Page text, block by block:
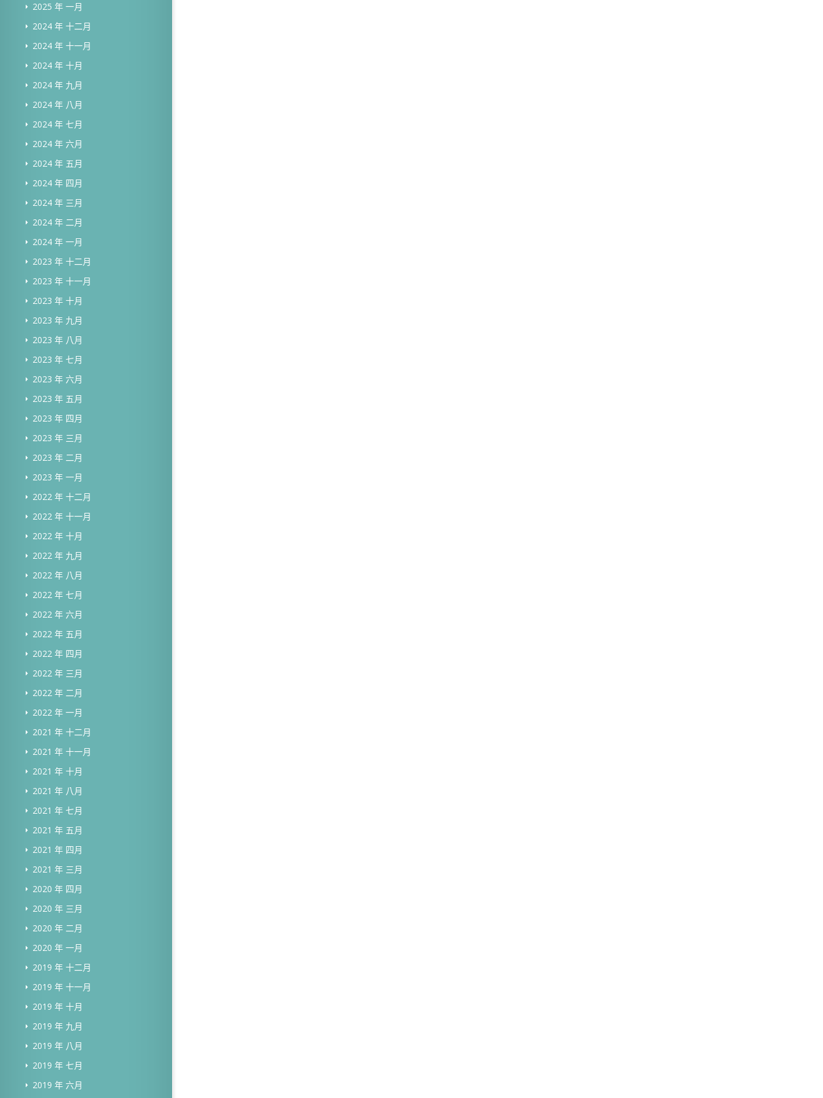
2025 年 一月
2024 年 十二月
2024 年 十一月
2024 年 十月
2024 年 九月
2024 年 八月
2024 年 七月
2024 年 六月
2024 年 五月
2024 年 四月
2024 年 三月
2024 年 二月
2024 年 一月
2023 年 十二月
2023 年 十一月
2023 年 十月
2023 年 九月
2023 年 八月
2023 年 七月
2023 年 六月
2023 年 五月
2023 年 四月
2023 年 三月
2023 年 二月
2023 年 一月
2022 年 十二月
2022 年 十一月
2022 年 十月
2022 年 九月
2022 年 八月
2022 年 七月
2022 年 六月
2022 年 五月
2022 年 四月
2022 年 三月
2022 年 二月
2022 年 一月
2021 年 十二月
2021 年 十一月
2021 年 十月
2021 年 八月
2021 年 七月
2021 年 五月
2021 年 四月
2021 年 三月
2020 年 四月
2020 年 三月
2020 年 二月
2020 年 一月
2019 年 十二月
2019 年 十一月
2019 年 十月
2019 年 九月
2019 年 八月
2019 年 七月
2019 年 六月